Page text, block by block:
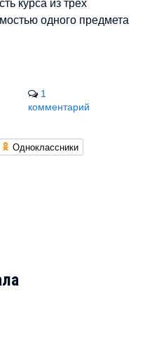
курса из трех
одного предмета
1
комментарий
Одноклассники